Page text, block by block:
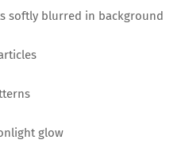
softly blurred in background
glow